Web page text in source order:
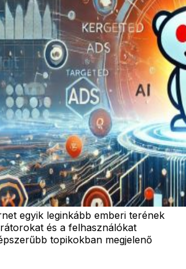
egyik leginkább emberi terének
és a felhasználókat
topikokban megjelenő